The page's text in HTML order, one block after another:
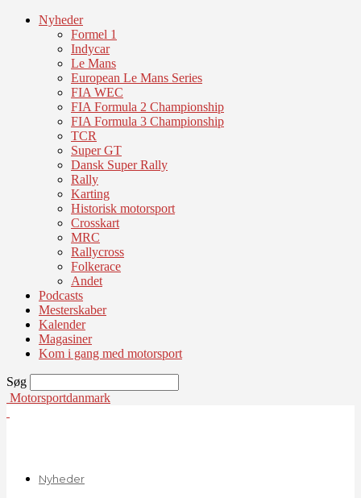
Nyheder
Formel 1
Indycar
Le Mans
European Le Mans Series
FIA WEC
FIA Formula 2 Championship
FIA Formula 3 Championship
TCR
Super GT
Dansk Super Rally
Rally
Karting
Historisk motorsport
Crosskart
MRC
Rallycross
Folkerace
Andet
Podcasts
Mesterskaber
Kalender
Magasiner
Kom i gang med motorsport
Søg
Motorsportdanmark
Nyheder